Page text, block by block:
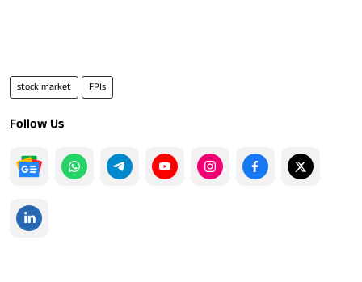
stock market FPIs
Follow Us